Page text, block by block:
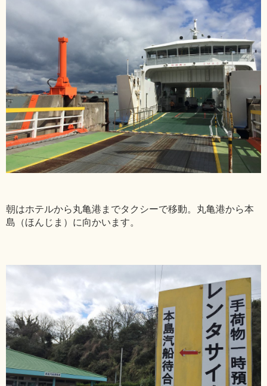
朝はホテルから丸亀港までタクシーで移動。丸亀港から本
島（ほんじま）に向かいます。